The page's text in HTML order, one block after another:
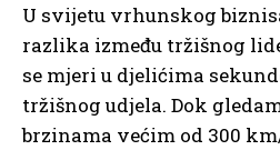
U svijetu vrhunskog
razlika između tržišnog
se mjeri u djelićima
tržišnog udjela. Dok
brzinama većim od 300